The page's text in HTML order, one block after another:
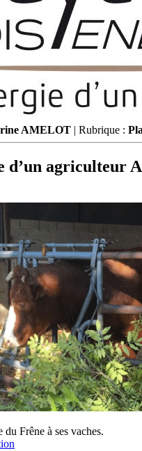
AMELOT | Rubrique :
d’un agriculteur
Frêne à ses vaches.